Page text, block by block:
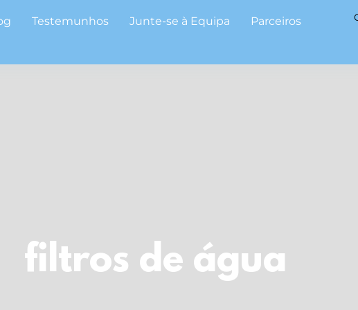
Testemunhos Junte-se à Equipa Parceiros
filtros de água